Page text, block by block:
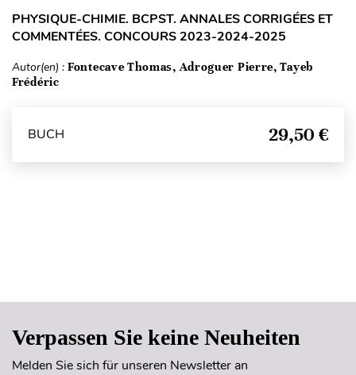
PHYSIQUE-CHIMIE. BCPST. ANNALES CORRIGÉES ET
COMMENTÉES. CONCOURS 2023-2024-2025
Autor(en) : Fontecave Thomas, Adroguer Pierre, Tayeb
Frédéric
BUCH 29,50 €
Verpassen Sie keine Neuheiten
Melden Sie sich für unseren Newsletter an